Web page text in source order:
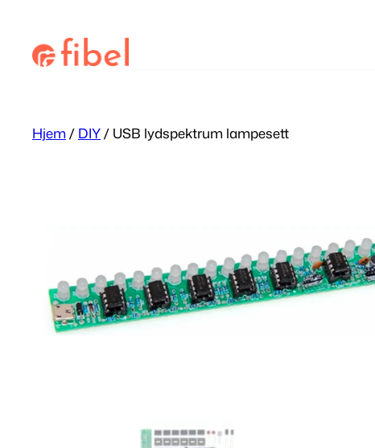
innhold
Søk
Hjem / DIY/ USB lydspektrum lampesett